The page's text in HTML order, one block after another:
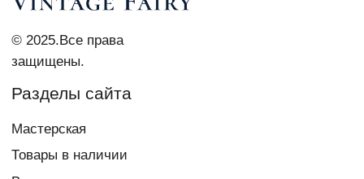
Документы
Telegram Vi Repair & Spa
vi_007@list.ru